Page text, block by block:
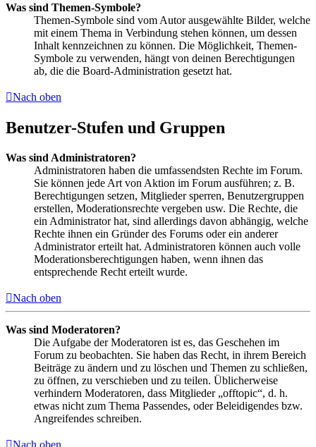
Was sind Themen-Symbole?
Themen-Symbole sind vom Autor ausgewählte Bilder, welche
mit einem Thema in Verbindung stehen können, um dessen
Inhalt kennzeichnen zu können. Die Möglichkeit, Themen-
Symbole zu verwenden, hängt von deinen Berechtigungen
ab, die die Board-Administration gesetzt hat.
Nach oben
Benutzer-Stufen und Gruppen
Was sind Administratoren?
Administratoren haben die umfassendsten Rechte im Forum.
Sie können jede Art von Aktion im Forum ausführen; z. B.
Berechtigungen setzen, Mitglieder sperren, Benutzergruppen
erstellen, Moderationsrechte vergeben usw. Die Rechte, die
ein Administrator hat, sind allerdings davon abhängig, welche
Rechte ihnen ein Gründer des Forums oder ein anderer
Administrator erteilt hat. Administratoren können auch volle
Moderationsberechtigungen haben, wenn ihnen das
entsprechende Recht erteilt wurde.
Nach oben
Was sind Moderatoren?
Die Aufgabe der Moderatoren ist es, das Geschehen im
Forum zu beobachten. Sie haben das Recht, in ihrem Bereich
Beiträge zu ändern und zu löschen und Themen zu schließen,
zu öffnen, zu verschieben und zu teilen. Üblicherweise
verhindern Moderatoren, dass Mitglieder „offtopic“, d. h.
etwas nicht zum Thema Passendes, oder Beleidigendes bzw.
Angreifendes schreiben.
Nach oben